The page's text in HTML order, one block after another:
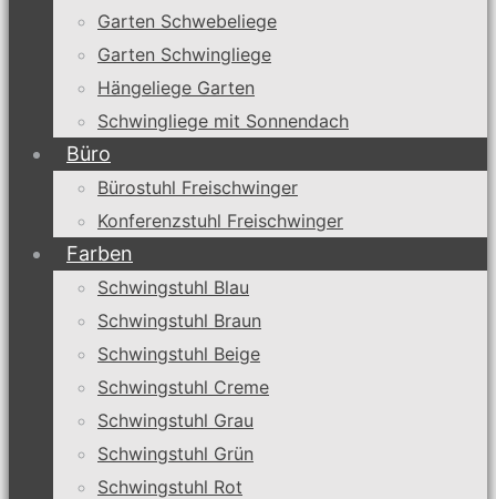
Garten Schwebeliege
Garten Schwingliege
Hängeliege Garten
Schwingliege mit Sonnendach
Büro
Bürostuhl Freischwinger
Konferenzstuhl Freischwinger
Farben
Schwingstuhl Blau
Schwingstuhl Braun
Schwingstuhl Beige
Schwingstuhl Creme
Schwingstuhl Grau
Schwingstuhl Grün
Schwingstuhl Rot